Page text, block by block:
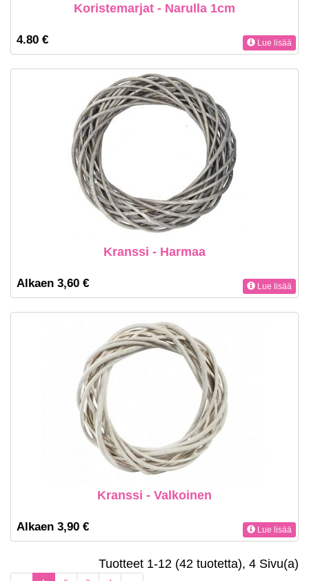
Koristemarjat - Narulla 1cm
4.80 € Lue lisää
Kranssi - Harmaa
Alkaen 3,60 € Lue lisää
Kranssi - Valkoinen
Alkaen 3,90 € Lue lisää
Tuotteet 1-12 (42 tuotetta), 4 Sivu(a)